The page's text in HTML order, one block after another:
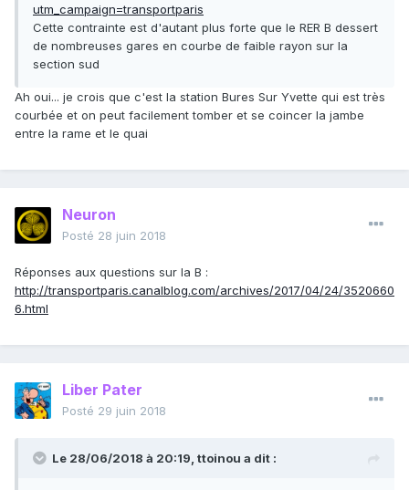
utm_campaign=transportparis
Cette contrainte est d'autant plus forte que le RER B dessert
de nombreuses gares en courbe de faible rayon sur la
section sud
Ah oui... je crois que c'est la station Bures Sur Yvette qui est très
courbée et on peut facilement tomber et se coincer la jambe
entre la rame et le quai
Neuron
Posté 28 juin 2018
Réponses aux questions sur la B :
http://transportparis.canalblog.com/archives/2017/04/24/3520660
6.html
Liber Pater
Posté 29 juin 2018
Le 28/06/2018 à 20:19, ttoinou a dit :